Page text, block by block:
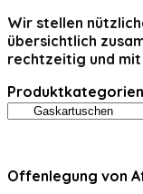
Wir stellen
übersichtlich
rechtzeitig und
Produktkategorien
Offenlegung von